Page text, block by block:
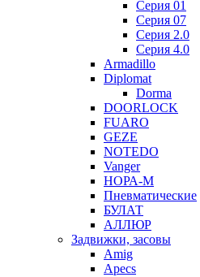
Серия 01
Серия 07
Серия 2.0
Серия 4.0
Armadillo
Diplomat
Dorma
DOORLOCK
FUARO
GEZE
NOTEDO
Vanger
НОРА-М
Пневматические
БУЛАТ
АЛЛЮР
Задвижки, засовы
Amig
Apecs